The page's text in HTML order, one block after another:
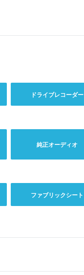
ドライブレコーダー
純正オーディオ
ファブリックシート